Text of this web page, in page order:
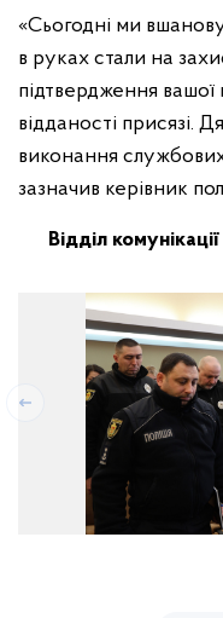
«Сьогодні ми
в руках стали на
підтвердження
відданості присязі.
виконання службових
зазначив керівник
Відділ